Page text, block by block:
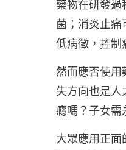
藥物在研發
菌；消炎止
低病徵，控制
然而應否使用
失方向也是
癮嗎？子女需
大眾應用正